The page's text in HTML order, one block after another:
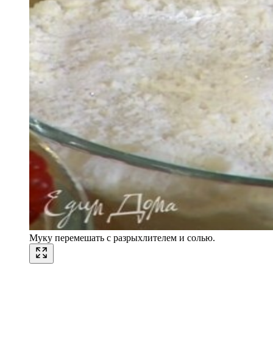
Муку перемешать с разрыхлителем и солью.